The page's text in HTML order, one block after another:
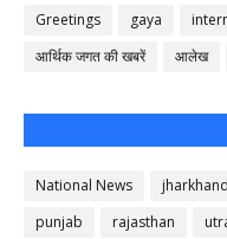
Greetings gaya
आर्थिक जगत की खबरें
आलेख
National News jharkhand
punjab
rajasthan